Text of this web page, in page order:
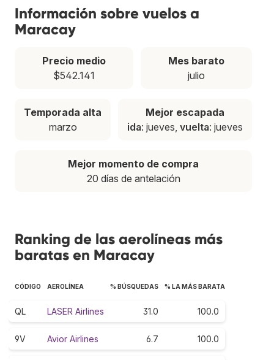
Información sobre vuelos a
Maracay
Precio medio
$542.141
Mes barato
julio
Temporada alta
marzo
Mejor escapada
ida: jueves, vuelta: jueves
Mejor momento de compra
20 días de antelación
Ranking de las aerolíneas más
baratas en Maracay
CÓDIGO AEROLÍNEA % BÚSQUEDAS % LA MÁS BARATA
QL LASER Airlines 31.0 100.0
9V Avior Airlines 6.7 100.0